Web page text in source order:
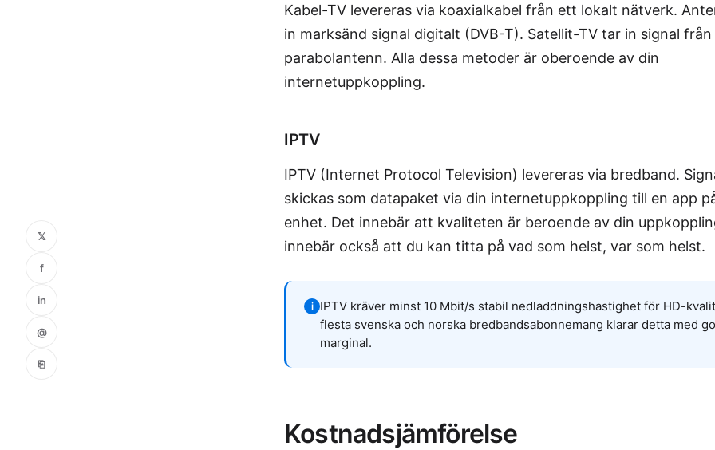
Kabel-TV levereras via koaxialkabel från ett lokalt nätverk.
in marksänd signal digitalt (DVB-T). Satellit-TV tar in signal
parabolantenn. Alla dessa metoder är oberoende av din
internetuppkoppling.
IPTV
IPTV (Internet Protocol Television) levereras via bredband.
skickas som datapaket via din internetuppkoppling till en app
enhet. Det innebär att kvaliteten är beroende av din
innebär också att du kan titta på vad som helst, var som helst.
i
IPTV kräver minst 10 Mbit/s stabil nedladdningshastighet för HD-
flesta svenska och norska bredbandsabonnemang klarar detta med
marginal.
Kostnadsjämförelse
𝕏
f
in
@
⎘